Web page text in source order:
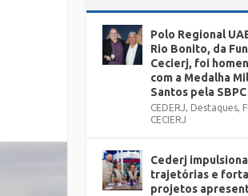
Polo Regional
Rio Bonito, da
Cecierj, foi
com a Medalha
Santos pela
CEDERJ, Destaques,
CECIERJ
Cederj impulsiona
trajetórias e
projetos